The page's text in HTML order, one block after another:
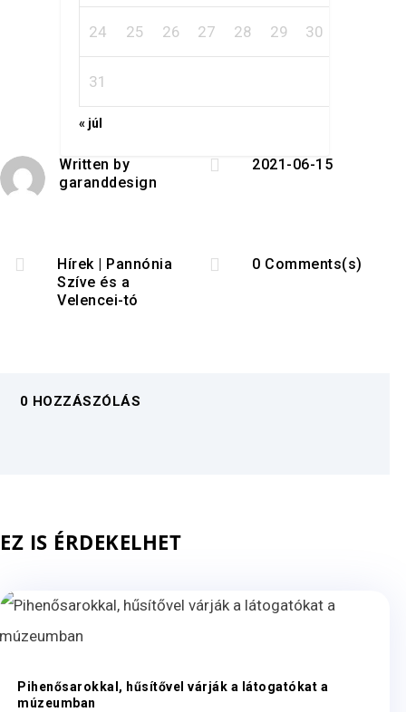
24 25 26 27 28 29 30
31
« júl
Written by
garanddesign
 2021-06-15
 Hírek|
Pannónia
Szíve és a
Velencei-tó
 0 Comments(s)
0 HOZZÁSZÓLÁS
EZ IS ÉRDEKELHET
Pihenősarokkal, hűsítővel várják a látogatókat a
múzeumban